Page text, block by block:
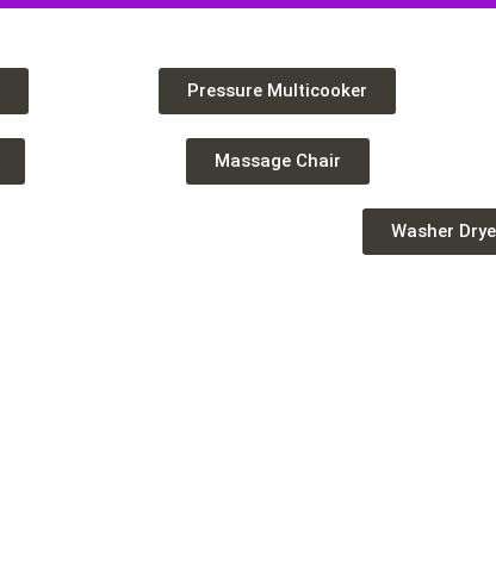
Pressure Multicooker
Massage Chair
Washer